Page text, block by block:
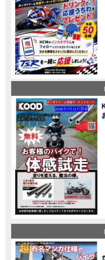
EVENT 第6回オフロードス
EVENT Honda Dream鈴鹿・松
MOVIE Honda Dream鈴鹿・
NEW BIKE NEW BIKE「HAWK 11
NEW BIKE NEW BIKE「ダックス
MOVIE Honda Dream 鈴
【新車中古車多数】三重県で
MOVIE 【県下最大規模】三重県でバイ
NEW BIKE 「CBR400R」「
NEW BIKE 大型プレミアムツアラー「
NEW BIKE クルーザーモデル 「
NEW BIKE 「CT125・ハン
NEW BIKE 「CB1100 EX Final
NEW BIKE 「モンキー125」に5速ト
NEW BIKE 「スーパーカブ C125
EVENT 【イベントレポー
「ADV150」に受
NEW BIKE 「GB350」「GB350 S」